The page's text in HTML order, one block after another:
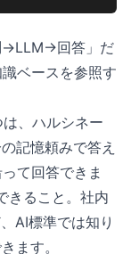
→LLM→回答」だ
ベースを参照す
、ハルシネー
記憶頼みで答え
て回答できま
きること。社内
AI標準では知り
ます。